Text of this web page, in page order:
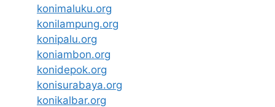
konimaluku.org
konilampung.org
konipalu.org
koniambon.org
konidepok.org
konisurabaya.org
konikalbar.org